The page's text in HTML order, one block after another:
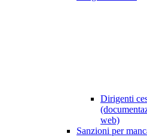
Dirigenti
web)
Sanzioni per